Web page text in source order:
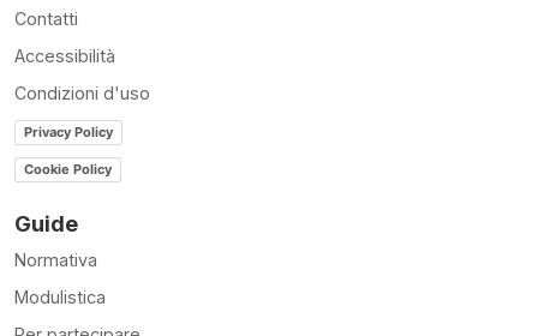
Contatti
Accessibilità
Condizioni d'uso
Privacy Policy
Cookie Policy
Guide
Normativa
Modulistica